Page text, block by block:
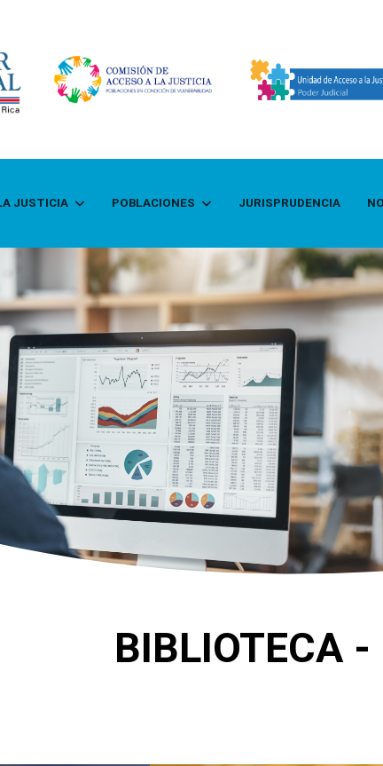
JUSTICIA POBLACIONES JURISPRUDENCIA
BIBLIOTECA